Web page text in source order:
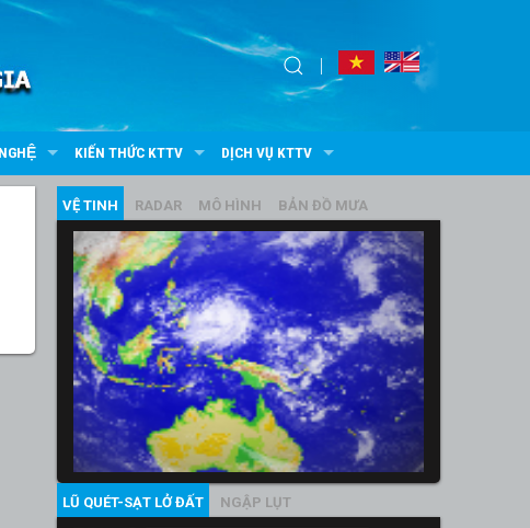
KIẾN THỨC KTTV DỊCH VỤ KTTV
VỆ TINH RADAR MÔ HÌNH BẢN ĐỒ MƯA
LŨ QUÉT-SẠT LỞ ĐẤT NGẬP LỤT